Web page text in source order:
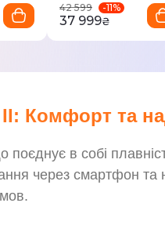
42 599
-11%
37 999₴
Комфорт та
в собі
через смартфон та